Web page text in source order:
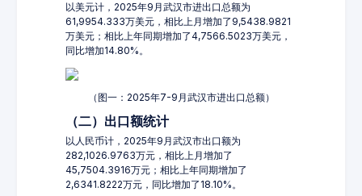
以美元计，2025年9月武汉市进出口总额为
61,9954.333万美元，相比上月增加了9,5438.9821
万美元；相比上年同期增加了4,7566.5023万美元，
同比增加14.80%。
（图一：2025年7-9月武汉市进出口总额）
（二）出口额统计
以人民币计，2025年9月武汉市出口额为
282,1026.9763万元，相比上月增加了
45,7504.3916万元；相比上年同期增加了
2,6341.8222万元，同比增加了18.10%。